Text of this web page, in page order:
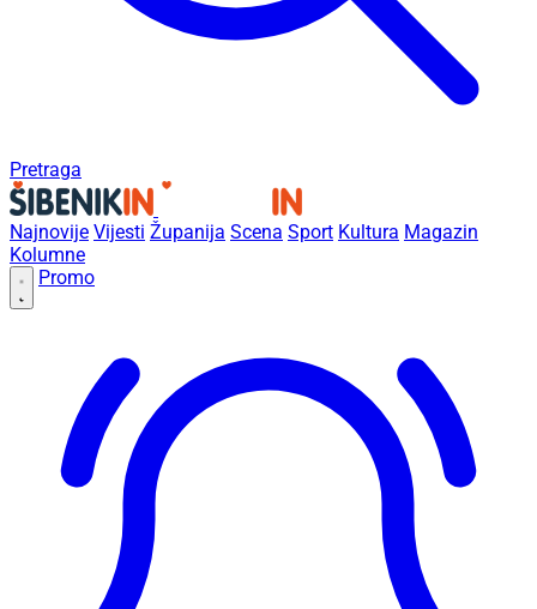
Pretraga
Najnovije Vijesti Županija Scena Sport Kultura Magazin
Kolumne
Promo